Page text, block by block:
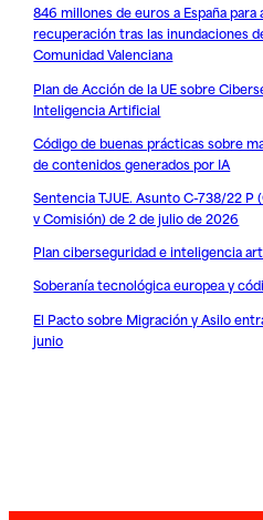
846 millones de euros a España para
recuperación tras las inundaciones
Comunidad Valenciana
Plan de Acción de la UE sobre
Inteligencia Artificial
Código de buenas prácticas sobre
de contenidos generados por IA
Sentencia TJUE. Asunto C-738/22 P
v Comisión) de 2 de julio de 2026
Plan ciberseguridad e inteligencia
Soberanía tecnológica europea y
El Pacto sobre Migración y Asilo
junio